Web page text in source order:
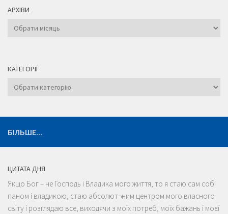
АРХІВИ
Архіви
КАТЕГОРІЇ
Категорії
БІЛЬШЕ...
ЦИТАТА ДНЯ
Якщо Бог – не Господь і Владика мого життя, то я стаю сам собі
паном і владикою, стаю абсолют¬ним центром мого власного
світу і розглядаю все, виходячи з моїх потреб, моїх бажань і моєї